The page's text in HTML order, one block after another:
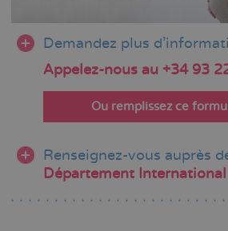
Demandez plus
Appelez-nous au +34 93
Ou remplissez ce
Renseignez-vous auprès
Département International